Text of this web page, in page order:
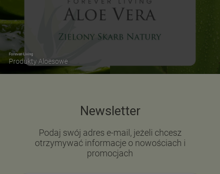
Forever Living
Produkty Aloesowe
Newsletter
Podaj swój adres e-mail, jeżeli chcesz
otrzymywać informacje o nowościach i
promocjach